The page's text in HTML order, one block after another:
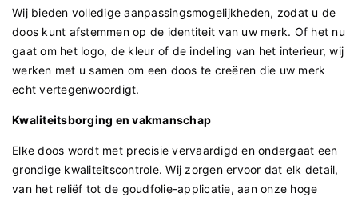
Wij bieden volledige aanpassingsmogelijkheden, zodat u de
doos kunt afstemmen op de identiteit van uw merk. Of het nu
gaat om het logo, de kleur of de indeling van het interieur, wij
werken met u samen om een ​​doos te creëren die uw merk
echt vertegenwoordigt.
Kwaliteitsborging en vakmanschap
Elke doos wordt met precisie vervaardigd en ondergaat een
grondige kwaliteitscontrole. Wij zorgen ervoor dat elk detail,
van het reliëf tot de goudfolie-applicatie, aan onze hoge